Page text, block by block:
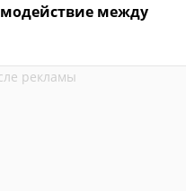
между